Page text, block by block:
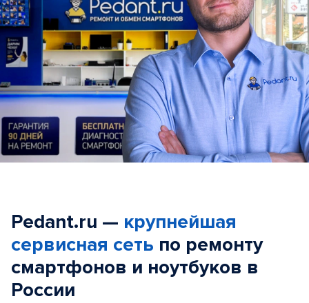
Pedant.ru — крупнейшая
сервисная сеть по ремонту
смартфонов и ноутбуков в
России